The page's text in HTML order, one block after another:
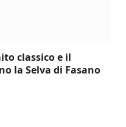
classico e il
la Selva di Fasano